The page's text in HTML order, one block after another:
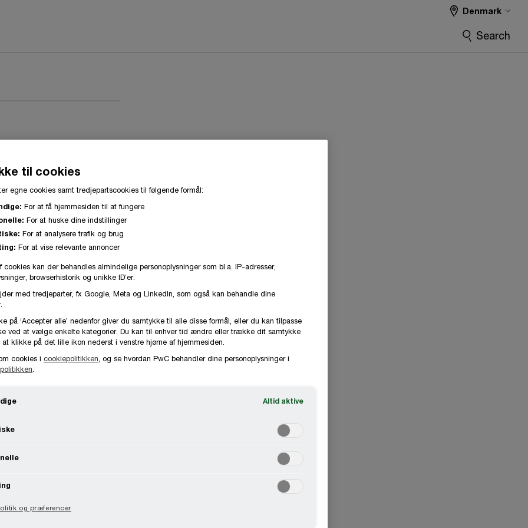
Denmark
Search
til cookies
egne cookies samt tredjepartscookies til følgende formål:
For at få hjemmesiden til at fungere
For at huske dine indstillinger
For at analysere trafik og brug
For at vise relevante annoncer
cookies kan der behandles almindelige personoplysninger som bl.a. IP-adresser,
browserhistorik og unikke ID’er.
med tredjeparter, fx Google, Meta og LinkedIn, som også kan behandle dine
på ‘Accepter alle’ nedenfor giver du samtykke til alle disse formål, eller du kan tilpasse
ved at vælge enkelte kategorier. Du kan til enhver tid ændre eller trække dit samtykke
klikke på det lille ikon nederst i venstre hjørne af hjemmesiden.
cookies i cookiepolitikken , og se hvordan PwC behandler dine personoplysninger i
Altid aktive
og præferencer